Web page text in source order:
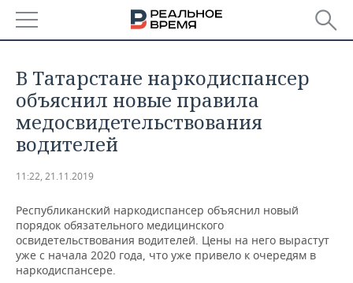
БАШКОРТОСТАН
ТАТАРСТАН
НОВОСТИ
АНАЛИТИКА
КОРОЛИ ГОСЗАКАЗА ПФО
ВУЗЫ ТАТАРСТАНА
ФИНАНСЫ
БАНКИ
ПРОМЫШЛЕННОСТЬ
НОВОСТИ
ПРОМЫШЛЕННОСТИ
НЕДВИЖИМОСТЬ
НОВОСТИ НЕДВИЖИМОСТИ
АВТО
В Татарстане наркодиспансер
объяснил новые правила
медосвидетельствования
водителей
11:22, 21.11.2019
Республиканский наркодиспансер объяснил новый
порядок обязательного медицинского
освидетельствования водителей. Цены на него вырастут
уже с начала 2020 года, что уже привело к очередям в
наркодиспансере.